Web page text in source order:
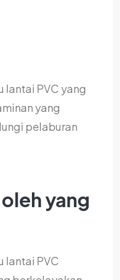
lantai PVC yang
yang
pelaburan
yang
lantai PVC